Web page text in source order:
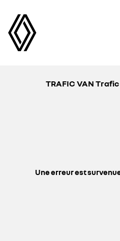
TRAFIC VAN Trafic
Une erreur est